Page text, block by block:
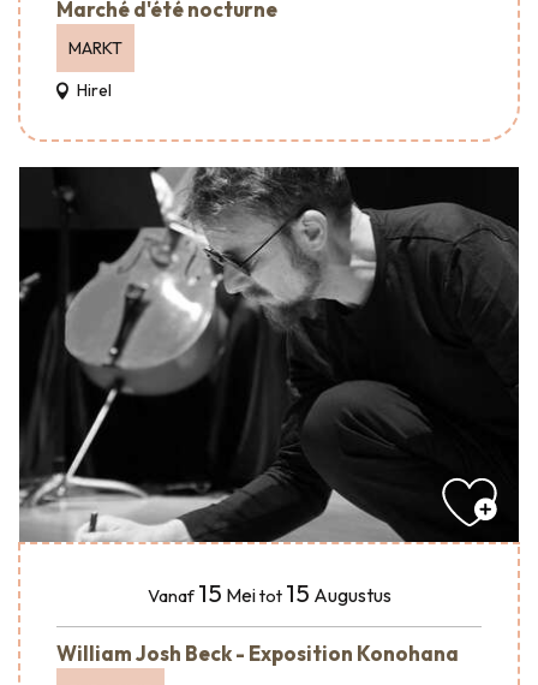
Marché d'été nocturne
MARKT
Hirel
Vanaf 15 Meitot 15 Augustus
William Josh Beck - Exposition Konohana